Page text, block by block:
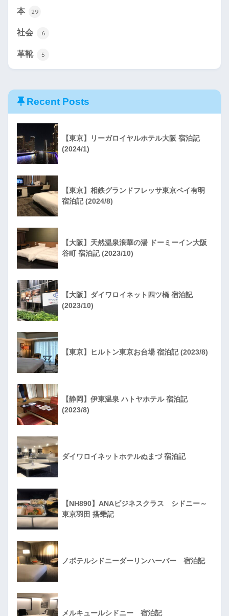
本 29
社会 6
革靴 5
Recent Posts
【東京】リーガロイヤルホテル大阪 宿泊記
(2024/1)
【東京】相鉄グランドフレッサ東京ベイ有明
宿泊記 (2024/8)
【大阪】天然温泉浪華の湯 ドーミーイン大阪
谷町 宿泊記 (2023/10)
【大阪】ダイワロイネット四ツ橋 宿泊記
(2023/10)
【東京】ヒルトン東京お台場 宿泊記 (2023/8)
【静岡】伊東温泉 ハトヤホテル 宿泊記
(2023/8)
ダイワロイネットホテルぬまづ 宿泊記
【NH890】ANAビジネスクラス シドニー～
東京羽田 搭乗記
ノボテルシドニーダーリンハーバー 宿泊記
メルキュールシドニー 宿泊記